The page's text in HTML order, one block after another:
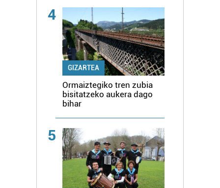
4
GIZARTEA
Ormaiztegiko tren zubia
bisitatzeko aukera dago
bihar
5